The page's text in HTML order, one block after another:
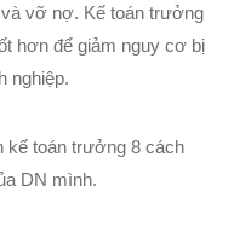
vỡ nợ. Kế toán trưởng
hơn để giảm nguy cơ bị
nghiệp.
kế toán trưởng 8 cách
DN mình.